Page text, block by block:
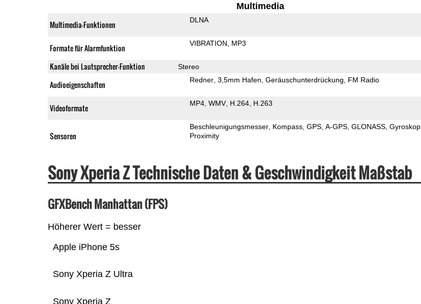
Multimedia
Multimedia-Funktionen DLNA
Formate für Alarmfunktion VIBRATION MP3
Kanäle bei Lautsprecher-Funktion Stereo
Audioeigenschaften Redner 3,5mm Hafen Geräuschunterdrückung FM Radio
Videoformate MP4 WMV H.264 H.263
Sensoren
Beschleunigungsmesser Kompass GPS A-GPS GLONASS Gyroskop
Proximity
Sony Xperia Z Technische Daten & Geschwindigkeit Maßstab
GFXBench Manhattan (FPS)
Höherer Wert = besser
Sony Xperia Z
Sony Xperia Z Ultra
Apple iPhone 5s